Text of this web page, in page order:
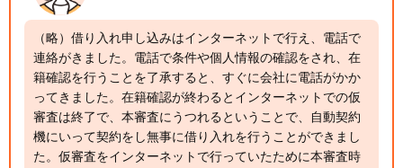
（略）借り入れ申し込みはインターネットで行え、電話で
連絡がきました。電話で条件や個人情報の確認をされ、在
籍確認を行うことを了承すると、すぐに会社に電話がかか
ってきました。在籍確認が終わるとインターネットでの仮
審査は終了で、本審査にうつれるということで、自動契約
機にいって契約をし無事に借り入れを行うことができまし
た。仮審査をインターネットで行っていたために本審査時